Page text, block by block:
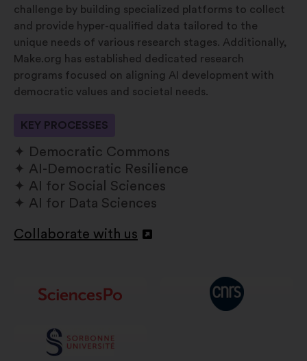
challenge by building specialized platforms to collect
and provide hyper-qualified data tailored to the
unique needs of various research stages. Additionally,
Make.org has established dedicated research
programs focused on aligning AI development with
democratic values and societal needs.
KEY PROCESSES
Democratic Commons
AI-Democratic Resilience
AI for Social Sciences
AI for Data Sciences
Collaborate with us
Otevřít
kartě